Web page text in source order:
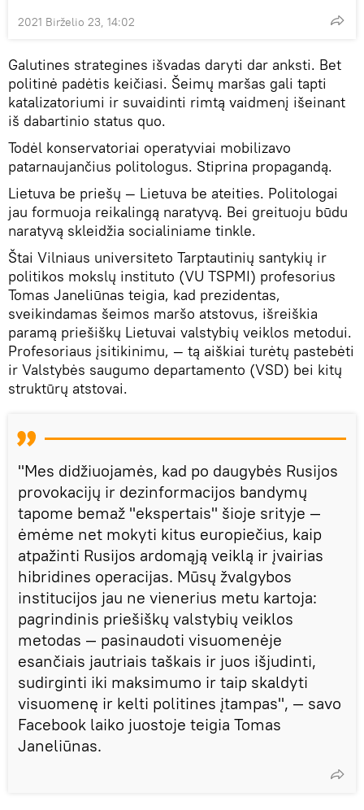
2021 Birželio 23, 14:02
Galutines strategines išvadas daryti dar anksti. Bet
politinė padėtis keičiasi. Šeimų maršas gali tapti
katalizatoriumi ir suvaidinti rimtą vaidmenį išeinant
iš dabartinio status quo.
Todėl konservatoriai operatyviai mobilizavo
patarnaujančius politologus. Stiprina propagandą.
Lietuva be priešų — Lietuva be ateities. Politologai
jau formuoja reikalingą naratyvą. Bei greituoju būdu
naratyvą skleidžia socialiniame tinkle.
Štai Vilniaus universiteto Tarptautinių santykių ir
politikos mokslų instituto (VU TSPMI) profesorius
Tomas Janeliūnas teigia, kad prezidentas,
sveikindamas šeimos maršo atstovus, išreiškia
paramą priešiškų Lietuvai valstybių veiklos metodui.
Profesoriaus įsitikinimu, — tą aiškiai turėtų pastebėti
ir Valstybės saugumo departamento (VSD) bei kitų
struktūrų atstovai.
"Mes didžiuojamės, kad po daugybės Rusijos
provokacijų ir dezinformacijos bandymų
tapome bemaž "ekspertais" šioje srityje —
ėmėme net mokyti kitus europiečius, kaip
atpažinti Rusijos ardomąją veiklą ir įvairias
hibridines operacijas. Mūsų žvalgybos
institucijos jau ne vienerius metu kartoja:
pagrindinis priešiškų valstybių veiklos
metodas — pasinaudoti visuomenėje
esančiais jautriais taškais ir juos išjudinti,
sudirginti iki maksimumo ir taip skaldyti
visuomenę ir kelti politines įtampas", — savo
Facebook laiko juostoje teigia Tomas
Janeliūnas.